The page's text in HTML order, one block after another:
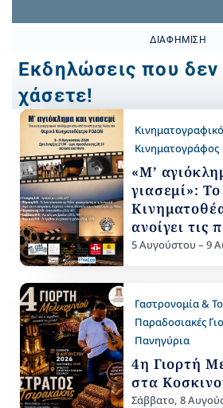
ΔΙΑΦΉΜΙΣΗ
Εκδηλώσεις που δεν
χάσετε!
Κινηματογράφος
«Μ’
γιασεμί»:
ανοίγει τις
5 Αυγούστου – 9
Γαστρονομία &
Παραδοσιακές
Πανηγύρια
4η Γιορτή
στα
Σάββατο, 8